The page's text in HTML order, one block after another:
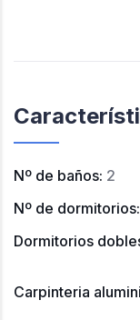
Nº de baños: 2
Nº de dormitorios:
Dormitorios
Carpinteria